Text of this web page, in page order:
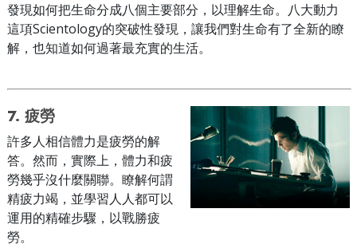
發現如何把生命分成八個主要部分，以理解生命。八大動力
這項Scientology的突破性發現，讓我們對生命有了全新的瞭
解，也知道如何過著最充實的生活。
7. 疲勞
許多人相信體力是疲勞的解
答。然而，實際上，體力和疲
勞幾乎沒什麼關聯。瞭解何謂
精疲力竭，並學習人人都可以
運用的精確步驟，以戰勝疲
勞。